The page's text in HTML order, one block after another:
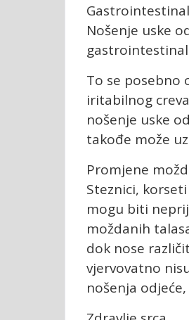
Nošenje uske
To se posebno
iritabilnog
nošenje uske
takođe može
Promjene
Steznici,
mogu biti
moždanih
dok nose
vjervovatno
nošenja